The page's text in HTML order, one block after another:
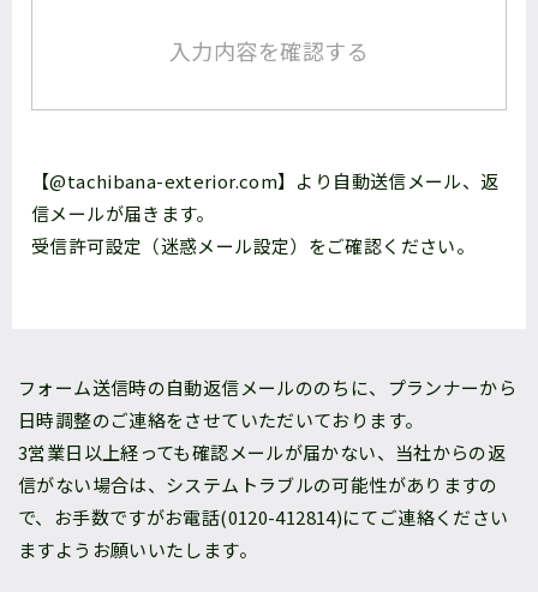
入力内容を確認する
【@tachibana-exterior.com】 より自動送信メール、返
信メールが届きます。
受信許可設定（迷惑メール設定）をご確認ください。
フォーム送信時の自動返信メールののちに、プランナーから
日時調整のご連絡をさせていただいております。
3営業日以上経っても確認メールが届かない、当社からの返
信がない場合は、システムトラブルの可能性がありますの
で、お手数ですがお電話(0120-412814)にてご連絡ください
ますようお願いいたします。